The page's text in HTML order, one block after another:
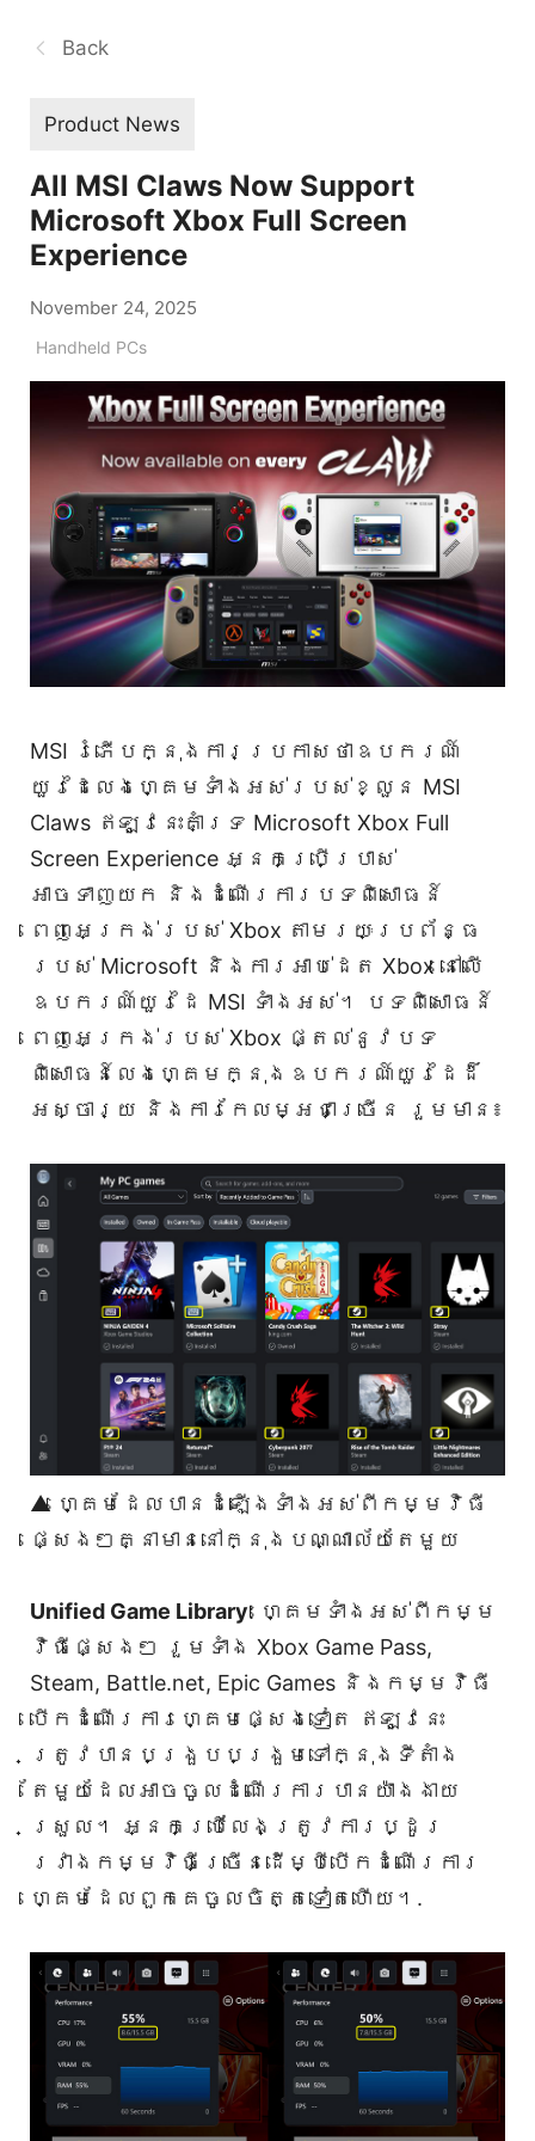
Back
Product News
All MSI Claws Now Support
Microsoft Xbox Full Screen
Experience
November 24, 2025
Handheld PCs
MSI រំភើបក្នុងការប្រកាសថាឧបករណ៍
យួរដៃលេងហ្គេមទាំងអស់របស់ខ្លួន MSI
Claws ឥឡូវនេះគាំទ្រ Microsoft Xbox Full
Screen Experience អ្នកប្រើប្រាស់
អាចទាញយក និងដំណើរការបទពិសោធន៍
ពេញអេក្រង់របស់ Xbox តាមរយៈប្រព័ន្ធ
របស់ Microsoft និងការអាប់ដេត Xbox នៅលើ
ឧបករណ៍យួរដៃ MSI ទាំងអស់។ បទពិសោធន៍
ពេញអេក្រង់របស់ Xbox ផ្តល់នូវបទ
ពិសោធន៍លេងហ្គេមក្នុងឧបករណ៍យួរដៃដ៏
អស្ចារ្យ និងការកែលម្អជាច្រើន រួមមាន៖
▲ ហ្គេមដែលបានដំឡើងទាំងអស់ពីកម្មវិធី
ផ្សេងៗគ្នាមាននៅក្នុងបណ្ណាល័យតែមួយ
Unified Game Library: ហ្គេមទាំងអស់ពីកម្ម
វិធីផ្សេងៗ រួមទាំង Xbox Game Pass,
Steam, Battle.net, Epic Games និងកម្មវិធី
បើកដំណើរការហ្គេមផ្សេងទៀត ឥឡូវនេះ
ត្រូវបានបង្រួបបង្រួមទៅក្នុងទីតាំង
តែមួយដែលអាចចូលដំណើរការបានយ៉ាងងាយ
ស្រួល។ អ្នកប្រើលែងត្រូវការប្ដូរ
រវាងកម្មវិធីច្រើនដើម្បីបើកដំណើរការ
ហ្គេមដែលពួកគេចូលចិត្តទៀតហើយ។.